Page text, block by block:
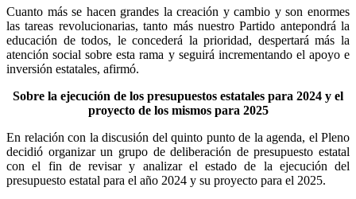
Cuanto más se hacen grandes la creación y cambio y son enormes
las tareas revolucionarias, tanto más nuestro Partido antepondrá la
educación de todos, le concederá la prioridad, despertará más la
atención social sobre esta rama y seguirá incrementando el apoyo e
inversión estatales, afirmó.
Sobre la ejecución de los presupuestos estatales para 2024 y el
proyecto de los mismos para 2025
En relación con la discusión del quinto punto de la agenda, el Pleno
decidió organizar un grupo de deliberación de presupuesto estatal
con el fin de revisar y analizar el estado de la ejecución del
presupuesto estatal para el año 2024 y su proyecto para el 2025.